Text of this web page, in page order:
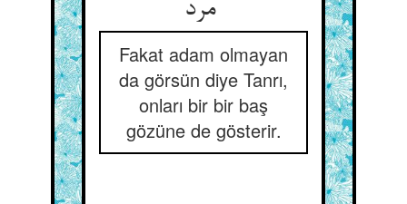
مرد
Fakat adam olmayan
da görsün diye Tanrı,
onları bir bir baş
gözüne de gösterir.